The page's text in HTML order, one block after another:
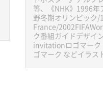
等、《NHK》1996
野冬期オリンピック
France/
ク番組ガイドデザイ
invitationロゴマーク
ゴマーク などイラ